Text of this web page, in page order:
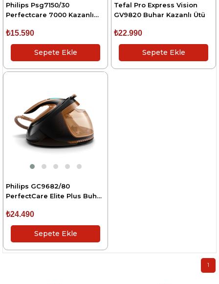
Philips Psg7150/30
Perfectcare 7000 Kazanlı
₺15.590
Sepete Ekle
Tefal Pro Express Vision
GV9820 Buhar Kazanlı Ütü
₺22.990
Sepete Ekle
Philips GC9682/80
PerfectCare Elite Plus Buhar
₺24.490
Sepete Ekle
1